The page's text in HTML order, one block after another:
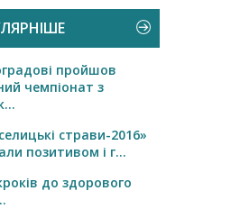
пройшов
чемпіонат з
страви-2016»
позитивом і г...
до здорового